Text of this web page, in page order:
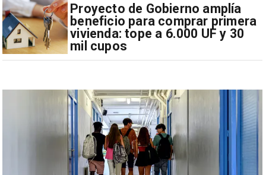
Proyecto de Gobierno amplía
beneficio para comprar primera
vivienda: tope a 6.000 UF y 30
mil cupos